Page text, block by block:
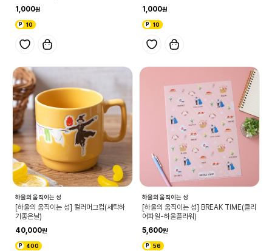
1,000
10
1,000
10
하울의 움직이는 성
[하울의 움직이는 성] 컬러머그컵(세탁하
기좋은날)
40,000
400
하울의 움직이는 성
[하울의 움직이는 성] BREAK TIME(클리
어파일-하울플라워)
5,600
56